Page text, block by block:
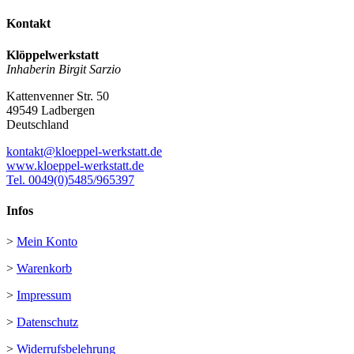
Kontakt
Klöppelwerkstatt
Inhaberin Birgit Sarzio
Kattenvenner Str. 50
49549 Ladbergen
Deutschland
kontakt@kloeppel-werkstatt.de
www.kloeppel-werkstatt.de
Tel. 0049(0)5485/965397
Infos
> Mein Konto
> Warenkorb
> Impressum
> Datenschutz
> Widerrufsbelehrung